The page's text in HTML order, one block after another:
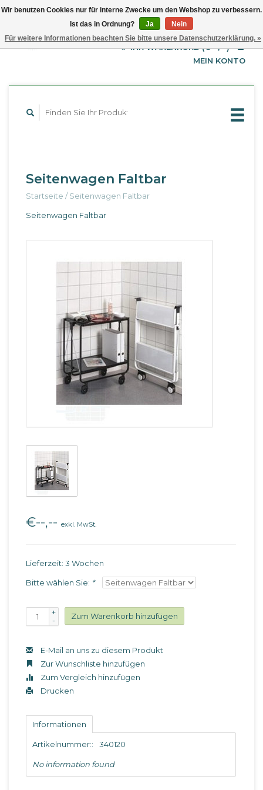
EUR
GBP
USD
English
Français
IHR WARENKORB (€--,--)
MEIN KONTO
Seitenwagen Faltbar
Startseite /Seitenwagen Faltbar
Seitenwagen Faltbar
€--,-- exkl. MwSt.
Lieferzeit: 3 Wochen
Bitte wählen Sie: *
+
-
Zum Warenkorb hinzufügen
E-Mail an uns zu diesem Produkt
Zur Wunschliste hinzufügen
Zum Vergleich hinzufügen
Drucken
Informationen
Artikelnummer:: 340120
No information found
Wir benutzen Cookies nur für interne Zwecke um den Webshop zu verbessern.
Ist das in Ordnung?
Ja
Nein
Für weitere Informationen beachten Sie bitte unsere Datenschutzerklärung. »